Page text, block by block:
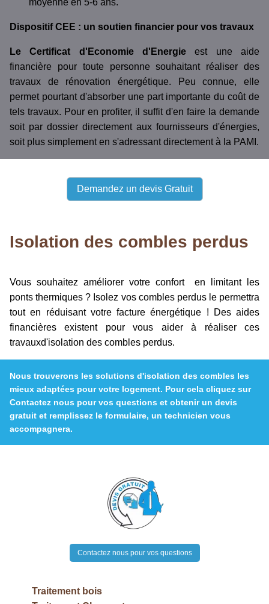
moyenne en 5-6 ans.
Dispositif CEE : un soutien financier pour vos travaux
Le Certificat d'Economie d'Energie est une aide
financière pour toute personne souhaitant réaliser des
travaux de rénovation énergétique. Peu connue, elle
permet pourtant d'absorber une part importante du coût de
tels travaux. Pour en profiter, il suffit d'en faire la demande
soit par dossier directement aux fournisseurs d'énergies,
soit plus simplement en s'adressant directement à la PAMI.
Demandez un devis Gratuit
Isolation des combles perdus
Vous souhaitez améliorer votre confort en limitant les
ponts thermiques ? Isolez vos combles perdus le permettra
tout en réduisant votre facture énergétique ! Des aides
financières existent pour vous aider à réaliser ces
travauxd'isolation des combles perdus.
Nous trouverons les solutions d'isolation des combles les
mieux adaptées pour votre logement. Pour cela cliquez sur
Contactez nous pour vos questions et obtenir un devis
gratuit et remplissez le formulaire, un technicien vous
accompagnera.
Contactez nous pour vos questions
Traitement bois